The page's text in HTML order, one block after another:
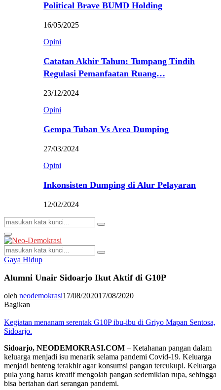
Political Brave BUMD Holding
16/05/2025
Opini
Catatan Akhir Tahun: Tumpang Tindih
Regulasi Pemanfaatan Ruang…
23/12/2024
Opini
Gempa Tuban Vs Area Dumping
27/03/2024
Opini
Inkonsisten Dumping di Alur Pelayaran
12/02/2024
Search
for:
Search
Primary
Menu
Search
for:
Search
Gaya Hidup
Alumni Unair Sidoarjo Ikut Aktif di G10P
oleh neodemokrasi17/08/202017/08/2020
Bagikan
Kegiatan menanam serentak G10P ibu-ibu di Griyo Mapan Sentosa,
Sidoarjo.
Sidoarjo, NEODEMOKRASI.COM – Ketahanan pangan dalam
keluarga menjadi isu menarik selama pandemi Covid-19. Keluarga
menjadi benteng terakhir agar konsumsi pangan tercukupi. Keluarga
pula yang harus kreatif mengolah pangan sedemikian rupa, sehingga
bisa bertahan dari serangan pandemi.